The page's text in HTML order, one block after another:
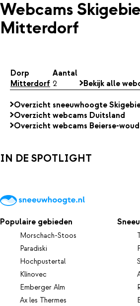
Webcams
Mitterdorf
Dorp
Aantal
Mitterdorf 2 Bekijk alle
Overzicht sneeuwhoogte
Overzicht webcams Duitsland
Overzicht webcams Beierse-woud
IN DE SPOTLIGHT
Populaire gebieden
Morschach-Stoos
Paradiski
Hochpustertal
Klínovec
Emberger Alm
Ax les Thermes